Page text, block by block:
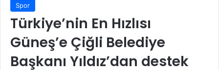
Spor
Türkiye’nin En Hızlısı
Güneş’e Çiğli Belediye
Başkanı Yıldız’dan destek